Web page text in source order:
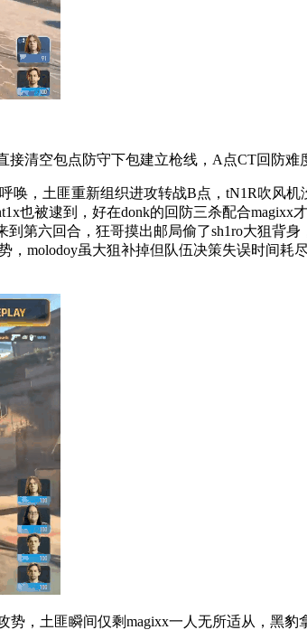
空包点防守下包建立枪线，A点CT回防难
，土匪重新组织进攻转战B点，tN1R吹风机
也被逮到，好在donk的回防三杀配合
第六回合，狂哥摸出邮局偷了sh1ro大狙背
molodoy虽大狙补掉但队伍决策失误时间
，土匪瞬间仅剩magixx一人无所适从，黑豹